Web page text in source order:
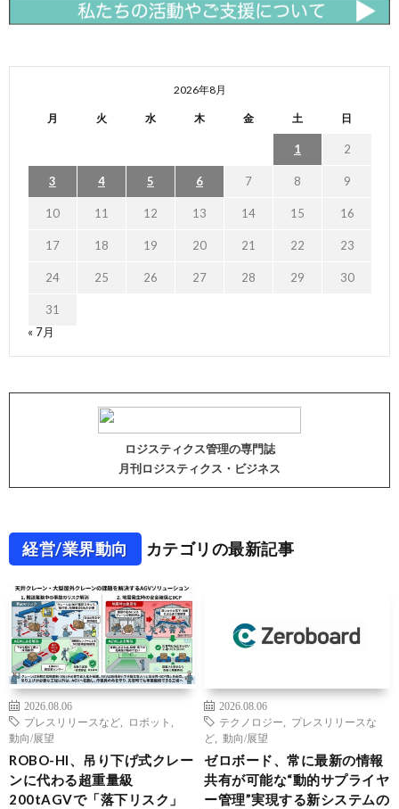
2026年8月
月 火 水 木 金 土 日
1 2
3 4 5 6 7 8 9
10 11 12 13 14 15 16
17 18 19 20 21 22 23
24 25 26 27 28 29 30
31
« 7月
ロジスティクス管理の専門誌
月刊ロジスティクス・ビジネス
経営/業界動向 カテゴリの最新記事
2026.08.06
プレスリリースなど
ロボット
動向/展望
ROBO-HI、吊り下げ式クレー
ンに代わる超重量級
200tAGVで「落下リスク」
2026.08.06
テクノロジー
プレスリリースな
ど
動向/展望
ゼロボード、常に最新の情報
共有が可能な“動的サプライヤ
ー管理”実現する新システムの